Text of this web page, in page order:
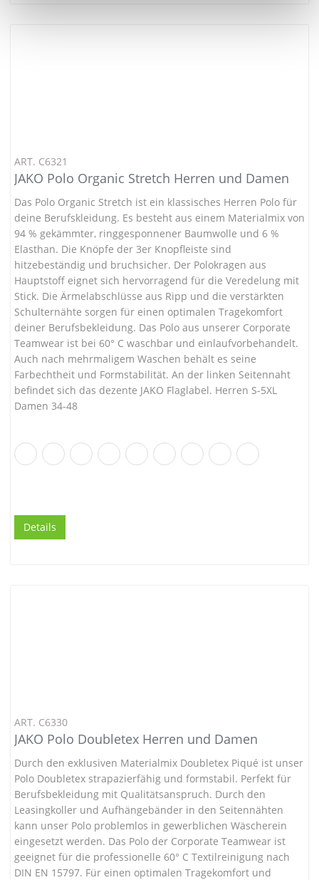
ART. C6321
JAKO Polo Organic Stretch Herren und Damen
Das Polo Organic Stretch ist ein klassisches Herren Polo für
deine Berufskleidung. Es besteht aus einem Materialmix von
94 % gekämmter, ringgesponnener Baumwolle und 6 %
Elasthan. Die Knöpfe der 3er Knopfleiste sind
hitzebeständig und bruchsicher. Der Polokragen aus
Hauptstoff eignet sich hervorragend für die Veredelung mit
Stick. Die Ärmelabschlüsse aus Ripp und die verstärkten
Schulternähte sorgen für einen optimalen Tragekomfort
deiner Berufsbekleidung. Das Polo aus unserer Corporate
Teamwear ist bei 60° C waschbar und einlaufvorbehandelt.
Auch nach mehrmaligem Waschen behält es seine
Farbechtheit und Formstabilität. An der linken Seitennaht
befindet sich das dezente JAKO Flaglabel. Herren S-5XL
Damen 34-48
Details
ART. C6330
JAKO Polo Doubletex Herren und Damen
Durch den exklusiven Materialmix Doubletex Piqué ist unser
Polo Doubletex strapazierfähig und formstabil. Perfekt für
Berufsbekleidung mit Qualitätsanspruch. Durch den
Leasingkoller und Aufhängebänder in den Seitennähten
kann unser Polo problemlos in gewerblichen Wäscherein
eingesetzt werden. Das Polo der Corporate Teamwear ist
geeignet für die professionelle 60° C Textilreinigung nach
DIN EN 15797. Für einen optimalen Tragekomfort und